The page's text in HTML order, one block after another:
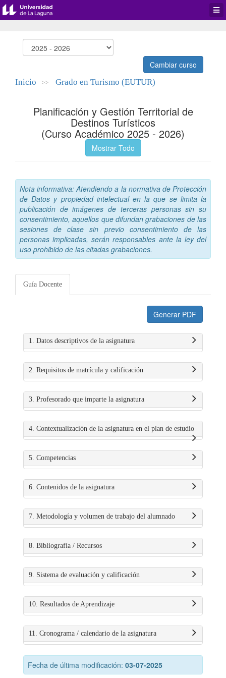
Cambiar curso
Inicio >> Grado en Turismo (EUTUR)
Planificación y Gestión Territorial de
Destinos Turísticos
(Curso Académico 2025 - 2026)
Mostrar Todo
Nota informativa: Atendiendo a la normativa de Protección
de Datos y propiedad intelectual en la que se limita la
publicación de imágenes de terceras personas sin su
consentimiento, aquellos que difundan grabaciones de las
sesiones de clase sin previo consentimiento de las
personas implicadas, serán responsables ante la ley del
uso prohibido de las citadas grabaciones.
Guía Docente
Generar PDF
1. Datos descriptivos de la asignatura
2. Requisitos de matrícula y calificación
3. Profesorado que imparte la asignatura
4. Contextualización de la asignatura en el plan de estudio
5. Competencias
6. Contenidos de la asignatura
7. Metodología y volumen de trabajo del alumnado
8. Bibliografía / Recursos
9. Sistema de evaluación y calificación
10. Resultados de Aprendizaje
11. Cronograma / calendario de la asignatura
Fecha de última modificación: 03-07-2025